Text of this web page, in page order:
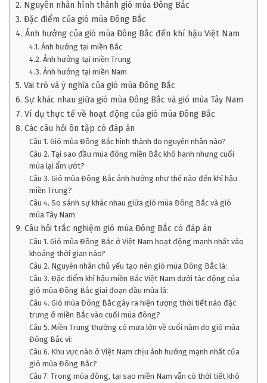
2. Nguyên nhân hình thành gió mùa Đông Bắc
3. Đặc điểm của gió mùa Đông Bắc
4. Ảnh hưởng của gió mùa Đông Bắc đến khí hậu Việt Nam
4.1. Ảnh hưởng tại miền Bắc
4.2. Ảnh hưởng tại miền Trung
4.3. Ảnh hưởng tại miền Nam
5. Vai trò và ý nghĩa của gió mùa Đông Bắc
6. Sự khác nhau giữa gió mùa Đông Bắc và gió mùa Tây Nam
7. Ví dụ thực tế về hoạt động của gió mùa Đông Bắc
8. Các câu hỏi ôn tập có đáp án
Câu 1. Gió mùa Đông Bắc hình thành do nguyên nhân nào?
Câu 2. Tại sao đầu mùa đông miền Bắc khô hanh nhưng cuối
mùa lại ẩm ướt?
Câu 3. Gió mùa Đông Bắc ảnh hưởng như thế nào đến khí hậu
miền Trung?
Câu 4. So sánh sự khác nhau giữa gió mùa Đông Bắc và gió
mùa Tây Nam
9. Câu hỏi trắc nghiệm gió mùa Đông Bắc có đáp án
Câu 1. Gió mùa Đông Bắc ở Việt Nam hoạt động mạnh nhất vào
khoảng thời gian nào?
Câu 2. Nguyên nhân chủ yếu tạo nên gió mùa Đông Bắc là:
Câu 3. Đặc điểm khí hậu miền Bắc Việt Nam dưới tác động của
gió mùa Đông Bắc giai đoạn đầu mùa là:
Câu 4. Gió mùa Đông Bắc gây ra hiện tượng thời tiết nào đặc
trưng ở miền Bắc vào cuối mùa đông?
Câu 5. Miền Trung thường có mưa lớn về cuối năm do gió mùa
Đông Bắc vì:
Câu 6. Khu vực nào ở Việt Nam chịu ảnh hưởng mạnh nhất của
gió mùa Đông Bắc?
Câu 7. Trong mùa đông, tại sao miền Nam vẫn có thời tiết khô